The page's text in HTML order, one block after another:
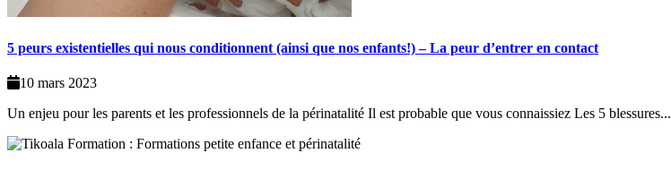
5 peurs existentielles qui nous conditionnent (ainsi que nos enfants!) – La peur d’entrer en contact
10 mars 2023
Un enjeu pour les parents et les professionnels de la périnatalité Il est probable que vous connaissiez Les 5 blessures...